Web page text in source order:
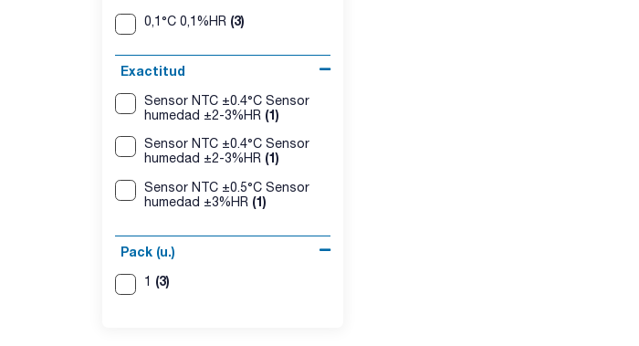
0,1°C 0,1%HR (3)
Exactitud
Sensor NTC ±0.4°C Sensor
humedad ±2-3%HR (1)
Sensor NTC ±0.4°C Sensor
humedad ±2-3%HR (1)
Sensor NTC ±0.5°C Sensor
humedad ±3%HR (1)
Pack (u.)
1 (3)